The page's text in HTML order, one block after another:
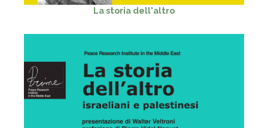
La storia dell'altro